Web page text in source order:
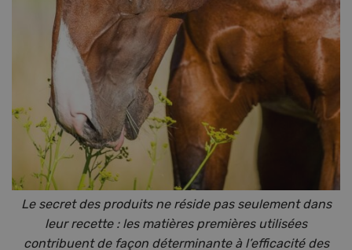
Le secret des produits ne réside pas seulement dans
leur recette : les matières premières utilisées
contribuent de façon déterminante à l’efficacité des